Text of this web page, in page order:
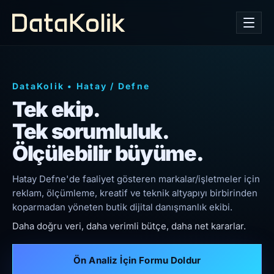
DataKolik • Hatay / Defne
Tek ekip.
Tek sorumluluk.
Ölçülebilir büyüme.
Hatay Defne'de faaliyet gösteren markalar/işletmeler için
reklam, ölçümleme, kreatif ve teknik altyapıyı birbirinden
koparmadan yöneten butik dijital danışmanlık ekibi.
Daha doğru veri, daha verimli bütçe, daha net kararlar.
Ön Analiz İçin Formu Doldur